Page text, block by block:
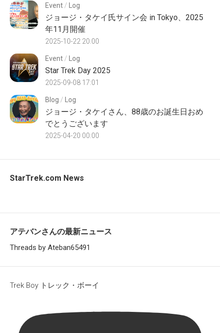
Event/ Log
ジョージ・タケイ氏サイン会 in Tokyo、2025
年11月開催
2025-10-22 20:00
Event/ Log
Star Trek Day 2025
2025-09-08 17:01
Blog / Log
ジョージ・タケイさん、88歳のお誕生日おめ
でとうございます
2025-04-20 00:00
StarTrek.com News
アテバンさんの最新ニュース
Threads by Ateban65491
Trek Boy トレック・ボーイ